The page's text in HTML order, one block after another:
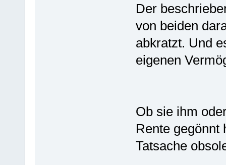
Der
von beiden
abkratzt. Und
eigenen
Ob sie ihm
Rente gegönnt
Tatsache